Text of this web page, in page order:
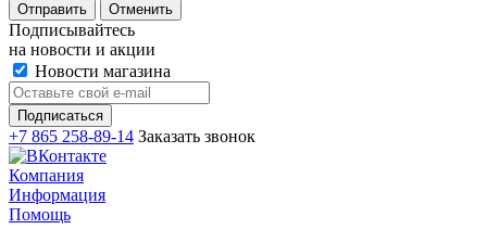
Отменить
Подписывайтесь
на новости и акции
Новости магазина
+7 865 258-89-14 Заказать звонок
Компания
Информация
Помощь